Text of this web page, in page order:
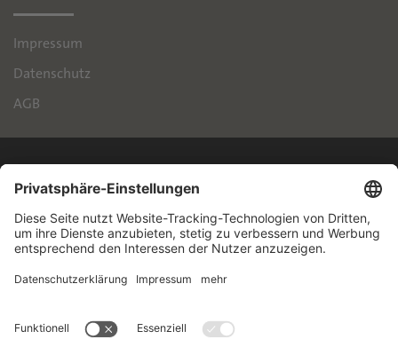
Impressum
Datenschutz
AGB
IPH
Handelsimmobilien GmbH
80333 München
+49 89 55118-145